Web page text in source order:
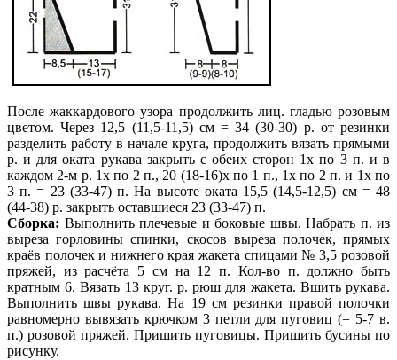
После жаккардового узора продолжить лиц. гладью розовым
цветом. Через 12,5 (11,5-11,5) см = 34 (30-30) р. от резинки
разделить работу в начале круга, продолжить вязать прямыми
р. и для оката рукава закрыть с обеих сторон 1х по 3 п. и в
каждом 2-м р. 1х по 2 п., 20 (18-16)х по 1 п., 1х по 2 п. и 1х по
3 п. = 23 (33-47) п. На высоте оката 15,5 (14,5-12,5) см = 48
(44-38) р. закрыть оставшиеся 23 (33-47) п.
Сборка: Выполнить плечевые и боковые швы. Набрать п. из
выреза горловины спинки, скосов выреза полочек, прямых
краёв полочек и нижнего края жакета спицами № 3,5 розовой
пряжей, из расчёта 5 см на 12 п. Кол-во п. должно быть
кратным 6. Вязать 13 круг. р. рюш для жакета. Вшить рукава.
Выполнить швы рукава. На 19 см резинки правой полочки
равномерно вывязать крючком 3 петли для пуговиц (= 5-7 в.
п.) розовой пряжей. Пришить пуговицы. Пришить бусины по
рисунку.